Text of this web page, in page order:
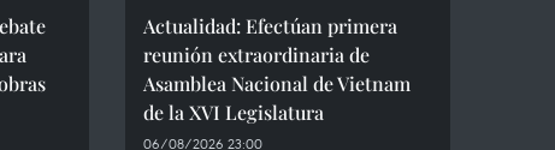
Actualidad: Efectúan primera
reunión extraordinaria de
Asamblea Nacional de Vietnam
de la XVI Legislatura
06/08/2026 23:00